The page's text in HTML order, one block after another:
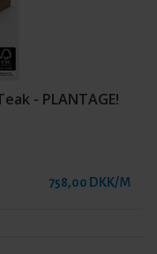
- PLANTAGE!
758,00 DKK/M